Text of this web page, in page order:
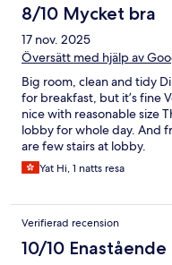
8/10 Mycket bra
17 nov. 2025
Översätt med hjälp av
Big room, clean and tidy
for breakfast, but it’s fine
nice with reasonable size
lobby for whole day. And
are few stairs at lobby.
Yat Hi, 1 natts resa
Verifierad recension
10/10 Enastående